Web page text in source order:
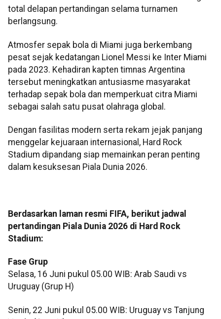
total delapan pertandingan selama turnamen
berlangsung.
Atmosfer sepak bola di Miami juga berkembang
pesat sejak kedatangan Lionel Messi ke Inter Miami
pada 2023. Kehadiran kapten timnas Argentina
tersebut meningkatkan antusiasme masyarakat
terhadap sepak bola dan memperkuat citra Miami
sebagai salah satu pusat olahraga global.
Dengan fasilitas modern serta rekam jejak panjang
menggelar kejuaraan internasional, Hard Rock
Stadium dipandang siap memainkan peran penting
dalam kesuksesan Piala Dunia 2026.
Berdasarkan laman resmi FIFA, berikut jadwal
pertandingan Piala Dunia 2026 di Hard Rock
Stadium:
Fase Grup
Selasa, 16 Juni pukul 05.00 WIB: Arab Saudi vs
Uruguay (Grup H)
Senin, 22 Juni pukul 05.00 WIB: Uruguay vs Tanjung